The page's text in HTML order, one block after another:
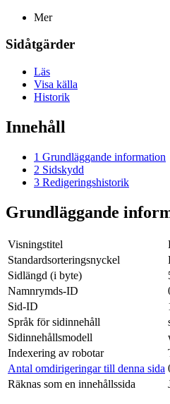
Mer
Sidåtgärder
Läs
Visa källa
Historik
Innehåll
1 Grundläggande information
2 Sidskydd
3 Redigeringshistorik
Grundläggande
Visningstitel
Standardsorteringsnyckel
Sidlängd (i byte)
Namnrymds-ID
Sid-ID
Språk för sidinnehåll
Sidinnehållsmodell
Indexering av robotar
Antal omdirigeringar till denna sida
Räknas som en innehållssida